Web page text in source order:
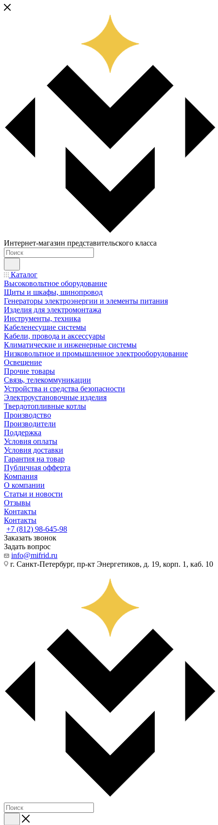
Интернет-магазин представительского класса
Каталог
Высоковольтное оборудование
Щиты и шкафы, шинопровод
Генераторы электроэнергии и элементы питания
Изделия для электромонтажа
Инструменты, техника
Кабеленесущие системы
Кабели, провода и аксессуары
Климатические и инженерные системы
Низковольтное и промышленное электрооборудование
Освещение
Прочие товары
Связь, телекоммуникации
Устройства и средства безопасности
Электроустановочные изделия
Твердотопливные котлы
Производство
Производители
Поддержка
Условия оплаты
Условия доставки
Гарантия на товар
Публичная офферта
Компания
О компании
Статьи и новости
Отзывы
Контакты
Контакты
+7 (812) 98-645-98
Заказать звонок
Задать вопрос
info@mifrid.ru
г. Санкт-Петербург, пр-кт Энергетиков, д. 19, корп. 1, каб. 10